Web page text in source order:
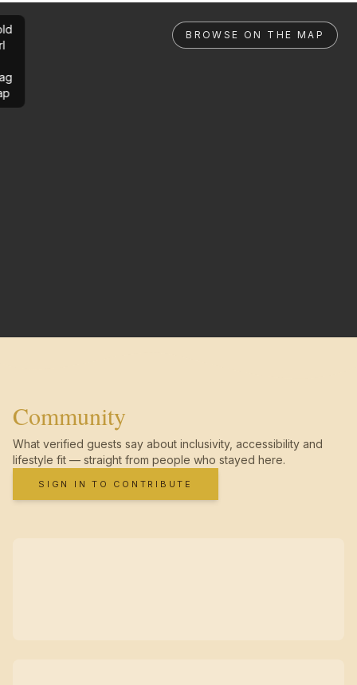
BROWSE ON THE MAP
Community
What verified guests say about inclusivity, accessibility and
lifestyle fit — straight from people who stayed here.
SIGN IN TO CONTRIBUTE